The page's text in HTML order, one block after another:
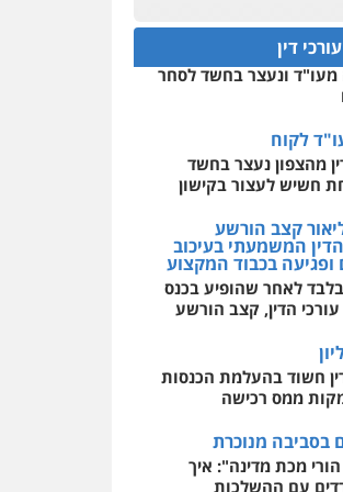
ומעצרים סייבר ניהול
משברים פליליים
0506355388
עו"ד דרוויש נאשף
פלילי פשיעה חמורה
אדם
חליל ביאדי – משרד
עורכי דין
פלילי דיני תעבורה מעצרים
וחקירות פשיעה חמורה
0509636895
עו"ד איהאב זבידאת
פלילי פשיעה חמורה
פשע עבירות המתה
עבירות מין
0522508109
אחסון אתרים
לעורכי דין
אסירים עבירות מין
שירותים מקצועיים לעורכי
דין
0544500346
דין
ניסיון רצח קיבל
מעו"ד ונעצר בחשד לסחר
לקוח
מהצפון נעצר בחשד
חשיש לעצור בקישון
קצב הורשע
המשמעתי בעיכוב
ופגיעה בכבוד המקצוע
לאחר שהופיע בכנס
הדין, קצב הורשע
חשוד בהעלמת הכנסות
ממס רכישה
בסביבה מנוכרת
הורי מכת מדינה": איך
עם ההשלכות